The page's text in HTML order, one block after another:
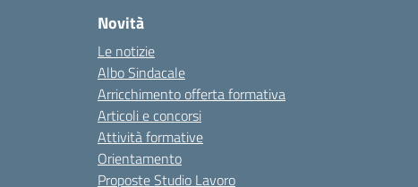
Novità
Le notizie
Albo Sindacale
Arricchimento offerta formativa
Articoli e concorsi
Attività formative
Orientamento
Proposte Studio Lavoro